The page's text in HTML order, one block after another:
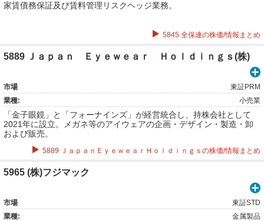
家賃債務保証及び賃料管理リスクヘッジ業務。
5845 全保連の株価/情報まとめ
5889 Ｊａｐａｎ Ｅｙｅｗｅａｒ Ｈｏｌｄｉｎｇｓ(株)
市場
東証PRM
業種:
小売業
「金子眼鏡」と「フォーナインズ」が経営統合し、持株会社として
2021年に設立。メガネ等のアイウェアの企画・デザイン・製造・卸
および販売。
5889 ＪａｐａｎＥｙｅｗｅａｒＨｏｌｄｉｎｇｓの株価/情報まとめ
5965 (株)フジマック
市場
東証STD
業種:
金属製品